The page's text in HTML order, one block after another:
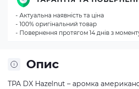
Опис
TPA DX Hazelnut – аромка
- Актуальна наявність та ціна
- 100% оригінальний товар
- Повернення протягом 14 днів з